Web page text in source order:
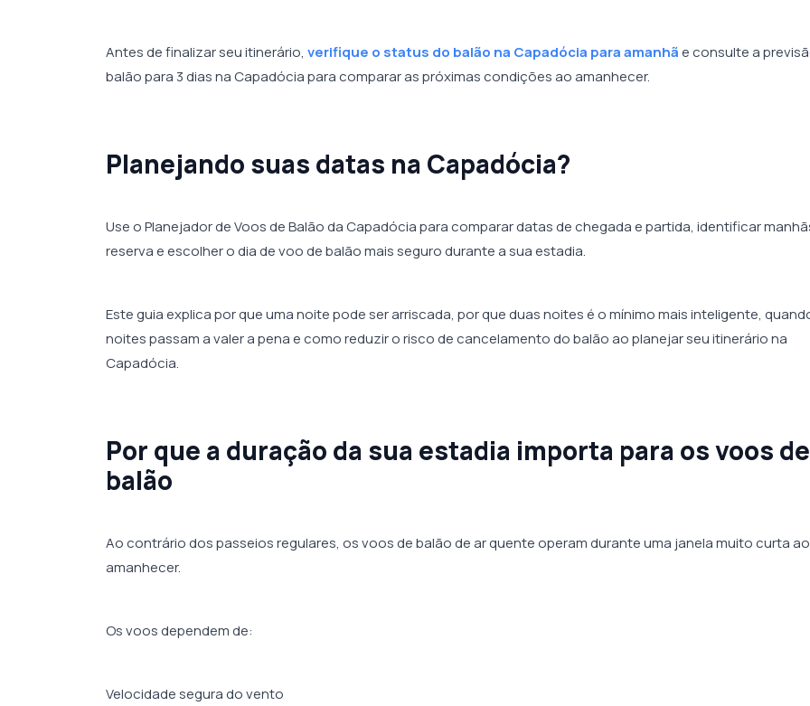
Antes de finalizar seu itinerário, verifique o status do balão na Capadócia para amanhãe consulte a
balão para 3 dias na Capadócia para comparar as próximas condições ao amanhecer.
Planejando suas datas na Capadócia?
Use o Planejador de Voos de Balão da Capadócia para comparar datas de chegada e partida, identificar
reserva e escolher o dia de voo de balão mais seguro durante a sua estadia.
Este guia explica por que uma noite pode ser arriscada, por que duas noites é o mínimo mais inteligente,
noites passam a valer a pena e como reduzir o risco de cancelamento do balão ao planejar seu itinerário na
Capadócia.
Por que a duração da sua estadia importa para os voos de
balão
Ao contrário dos passeios regulares, os voos de balão de ar quente operam durante uma janela muito curta ao
amanhecer.
Os voos dependem de:
Velocidade segura do vento